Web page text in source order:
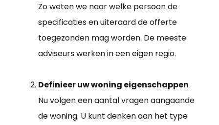
Zo weten we naar welke persoon de
specificaties en uiteraard de offerte
toegezonden mag worden. De meeste
adviseurs werken in een eigen regio.
Definieer uw woning eigenschappen
Nu volgen een aantal vragen aangaande
de woning. U kunt denken aan het type